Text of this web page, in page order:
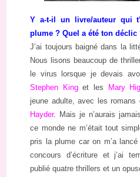
Y a-t-il un livre/auteur qui
plume ? Quel a été ton déclic
J’ai toujours baigné dans la
Nous lisons beaucoup de
le virus lorsque je devais
Stephen Kinget les Mary
jeune adulte, avec les romans
Hayder. Mais je n’aurais
ce monde ne m’était tout
pris la plume car on m’a
concours d’écriture et j’ai
publié quatre thrillers et un